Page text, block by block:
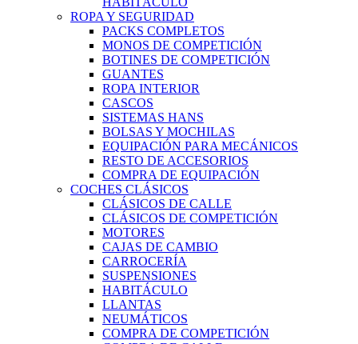
ROPA Y SEGURIDAD
PACKS COMPLETOS
MONOS DE COMPETICIÓN
BOTINES DE COMPETICIÓN
GUANTES
ROPA INTERIOR
CASCOS
SISTEMAS HANS
BOLSAS Y MOCHILAS
EQUIPACIÓN PARA MECÁNICOS
RESTO DE ACCESORIOS
COMPRA DE EQUIPACIÓN
COCHES CLÁSICOS
CLÁSICOS DE CALLE
CLÁSICOS DE COMPETICIÓN
MOTORES
CAJAS DE CAMBIO
CARROCERÍA
SUSPENSIONES
HABITÁCULO
LLANTAS
NEUMÁTICOS
COMPRA DE COMPETICIÓN